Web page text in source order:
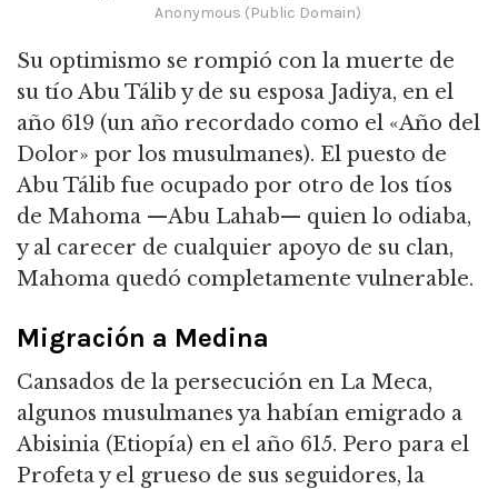
Anonymous (Public Domain)
Su optimismo se rompió con la muerte de
su tío Abu Tálib y de su esposa Jadiya, en el
año 619 (un año recordado como el «Año del
Dolor» por los musulmanes). El puesto de
Abu Tálib fue ocupado por otro de los tíos
de Mahoma —Abu Lahab— quien lo odiaba,
y al carecer de cualquier apoyo de su clan,
Mahoma quedó completamente vulnerable.
Migración a Medina
Cansados de la persecución en La Meca,
algunos musulmanes ya habían emigrado a
Abisinia (Etiopía) en el año 615. Pero para el
Profeta y el grueso de sus seguidores, la